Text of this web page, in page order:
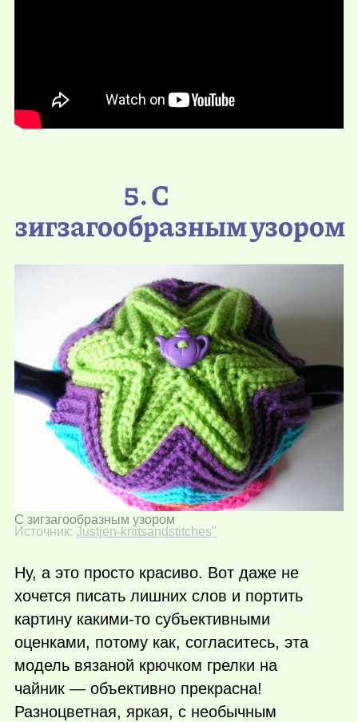
5. С
зигзагообразным узором
С зигзагообразным узором
Источник: Justjen-knitsandstitches"
Ну, а это просто красиво. Вот даже не
хочется писать лишних слов и портить
картину какими-то субъективными
оценками, потому как, согласитесь, эта
модель вязаной крючком грелки на
чайник — объективно прекрасна!
Разноцветная, яркая, с необычным